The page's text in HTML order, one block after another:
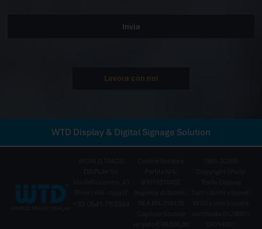
Invia
Lavora con noi
WTD Display & Digital Signage Solution